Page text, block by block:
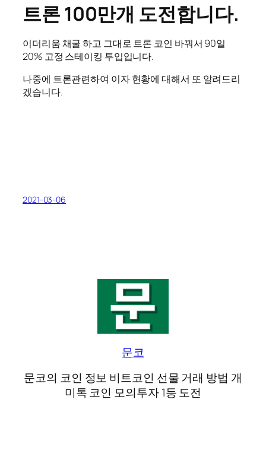
트론 100만개 도전합니다.
이더리움 채굴 하고 그대로 트론 코인 바꿔서 90일
20% 고정 스테이킹 투입입니다.
나중에 트론관련하여 이자 현황에 대해서 또 알려드리
겠습니다.
2021-03-06
문코
문코의 코인 정보 비트코인 선물 거래 방법 개
미톡 코인 모의투자 1등 도전